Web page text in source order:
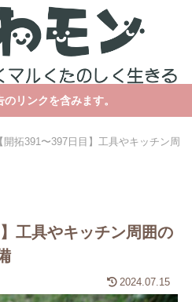
リンクを含みます。
【開拓391〜397日目】工具やキッチン周
工具やキッチン周囲の
2024.07.15